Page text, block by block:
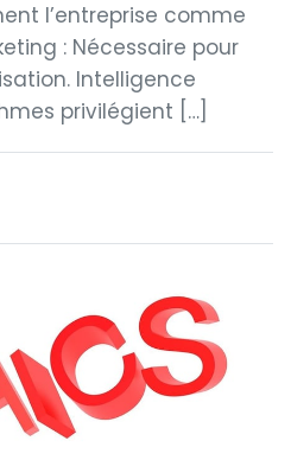
l’entreprise comme
: Nécessaire pour
Intelligence
privilégient […]